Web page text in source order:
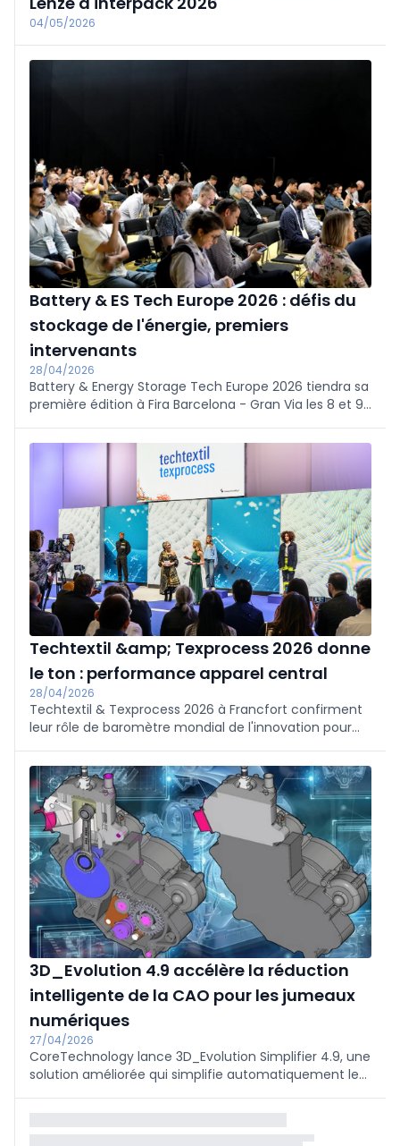
04/05/2026
Battery & ES Tech Europe 2026 : défis du
stockage de l'énergie, premiers
intervenants
28/04/2026
Battery & Energy Storage Tech Europe 2026 tiendra sa
première édition à Fira Barcelona - Gran Via les 8 et 9
examinera comment l'Europe peut renforcer son
leadership dans le domaine du stockage de l'énergie,
avec quatre lignes de programme : applications
industrielles et émergentes, technologie BESS,
recyclage et seconde vie, et politique et
réglementation. Près de 50 intervenants sont
attendus ; parmi les orateurs confirmés figurent
Christian Barba (EDP Renewables), Naim El Chami
(Neoen), Laura Simonelli (ALBA), José Moisés Martín
(CDTI) et Joan González Fabra (BEPA), ainsi que des
experts d'Invity, IZA, Circulor, Upcell, Project Blue et
Eurecat.
Techtextil &amp; Texprocess 2026 donne
le ton : performance apparel central
28/04/2026
Techtextil & Texprocess 2026 à Francfort confirment
leur rôle de baromètre mondial de l'innovation pour
autres, Techtextil (1 500 exposants) lance le segment
autonome Textile Chemicals & Dyes et, avec Nature
Performance, présente plus de 110 fournisseurs de
fibres naturelles et biosourcées ; Texprocess (200
exposants) se concentre sur la transformation,
stimulée par l'automatisation, la numérisation et l'IA,
avec une zone Start-up Stars. Thème central de
l'ouverture : Performance Apparel Textiles, pour lequel
le nombre d'exposants a doublé.
3D_Evolution 4.9 accélère la réduction
intelligente de la CAO pour les jumeaux
numériques
27/04/2026
CoreTechnology lance 3D_Evolution Simplifier 4.9, une
solution améliorée qui simplifie automatiquement les
numériques très performants. Le logiciel exploite des
informations de modèle supplémentaires telles que